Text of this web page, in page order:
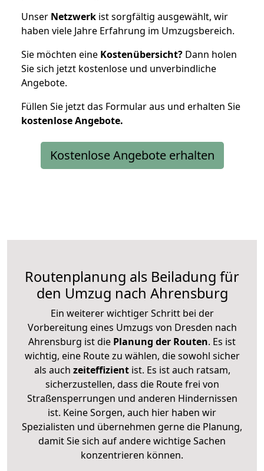
Unser Netzwerk ist sorgfältig ausgewählt, wir
haben viele Jahre Erfahrung im Umzugsbereich.
Sie möchten eine Kostenübersicht? Dann holen
Sie sich jetzt kostenlose und unverbindliche
Angebote.
Füllen Sie jetzt das Formular aus und erhalten Sie
kostenloseAngebote.
Kostenlose Angebote erhalten
Routenplanung als Beiladung für
den Umzug nach Ahrensburg
Ein weiterer wichtiger Schritt bei der
Vorbereitung eines Umzugs von Dresden nach
Ahrensburg ist die Planung der Routen. Es ist
wichtig, eine Route zu wählen, die sowohl sicher
als auch zeiteffizientist. Es ist auch ratsam,
sicherzustellen, dass die Route frei von
Straßensperrungen und anderen Hindernissen
ist. Keine Sorgen, auch hier haben wir
Spezialisten und übernehmen gerne die Planung,
damit Sie sich auf andere wichtige Sachen
konzentrieren können.